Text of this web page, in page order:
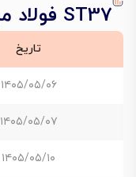
ST37 فولاد مبارکه عرض ۱۲۵۰
تاریخ
۱۴۰۵/۰۵/۰۶
۱۴۰۵/۰۵/۰۷
۱۴۰۵/۰۵/۱۰